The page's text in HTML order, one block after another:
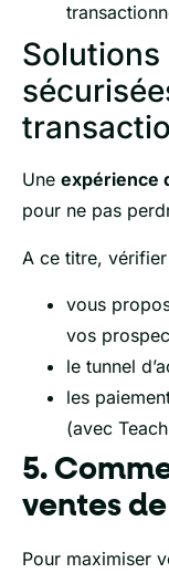
Solutions
Une expérience
pour ne pas
A ce titre,
vous
vos
le tunnel
les
(avec
5.
ventes
Pour maximiser